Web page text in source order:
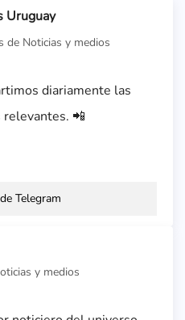
Uruguay
de Noticias y medios
diariamente las
relevantes. 📲
Telegram
y medios